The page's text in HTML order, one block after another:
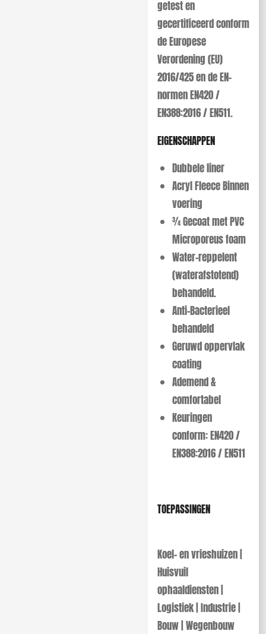
getest en
gecertificeerd conform
de Europese
Verordening (EU)
2016/425 en de EN-
normen EN420 /
EN388:2016 / EN511.
EIGENSCHAPPEN
Dubbele liner
Acryl Fleece Binnen
voering
3⁄4 Gecoat met PVC
Microporeus foam
Water-reppelent
(waterafstotend)
behandeld.
Anti-Bacterieel
behandeld
Geruwd oppervlak
coating
Ademend &
comfortabel
Keuringen
conform: EN420 /
EN388:2016 / EN511
TOEPASSINGEN
Koel- en vrieshuizen |
Huisvuil
ophaaldiensten |
Logistiek | Industrie |
Bouw | Wegenbouw